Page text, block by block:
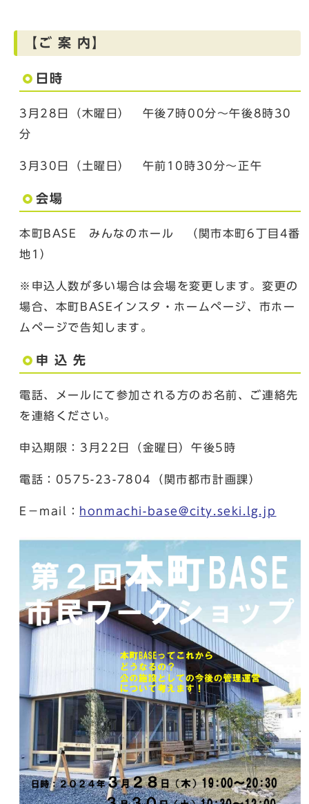
【ご 案 内】
日時
3月28日（木曜日） 午後7時00分～午後8時30
分
3月30日（土曜日） 午前10時30分～正午
会場
本町BASE みんなのホール （関市本町6丁目4番
地1）
※申込人数が多い場合は会場を変更します。変更の
場合、本町BASEインスタ・ホームページ、市ホー
ムページで告知します。
申 込 先
電話、メールにて参加される方のお名前、ご連絡先
を連絡ください。
申込期限：3月22日（金曜日）午後5時
電話：0575-23-7804（関市都市計画課）
E－mail： honmachi-base@city.seki.lg.jp